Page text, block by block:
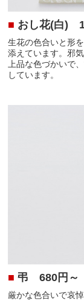
■ おし花(白)
生花の色合いと形
添えています。邪
上品な色づかいで
しています。
■ 弔 680円～
厳かな色合いで哀